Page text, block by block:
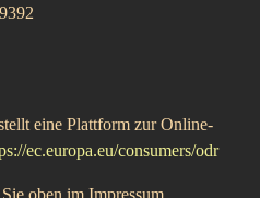
eine Plattform zur Online-
ec.europa.eu/consumers/odr
oben im Impressum.